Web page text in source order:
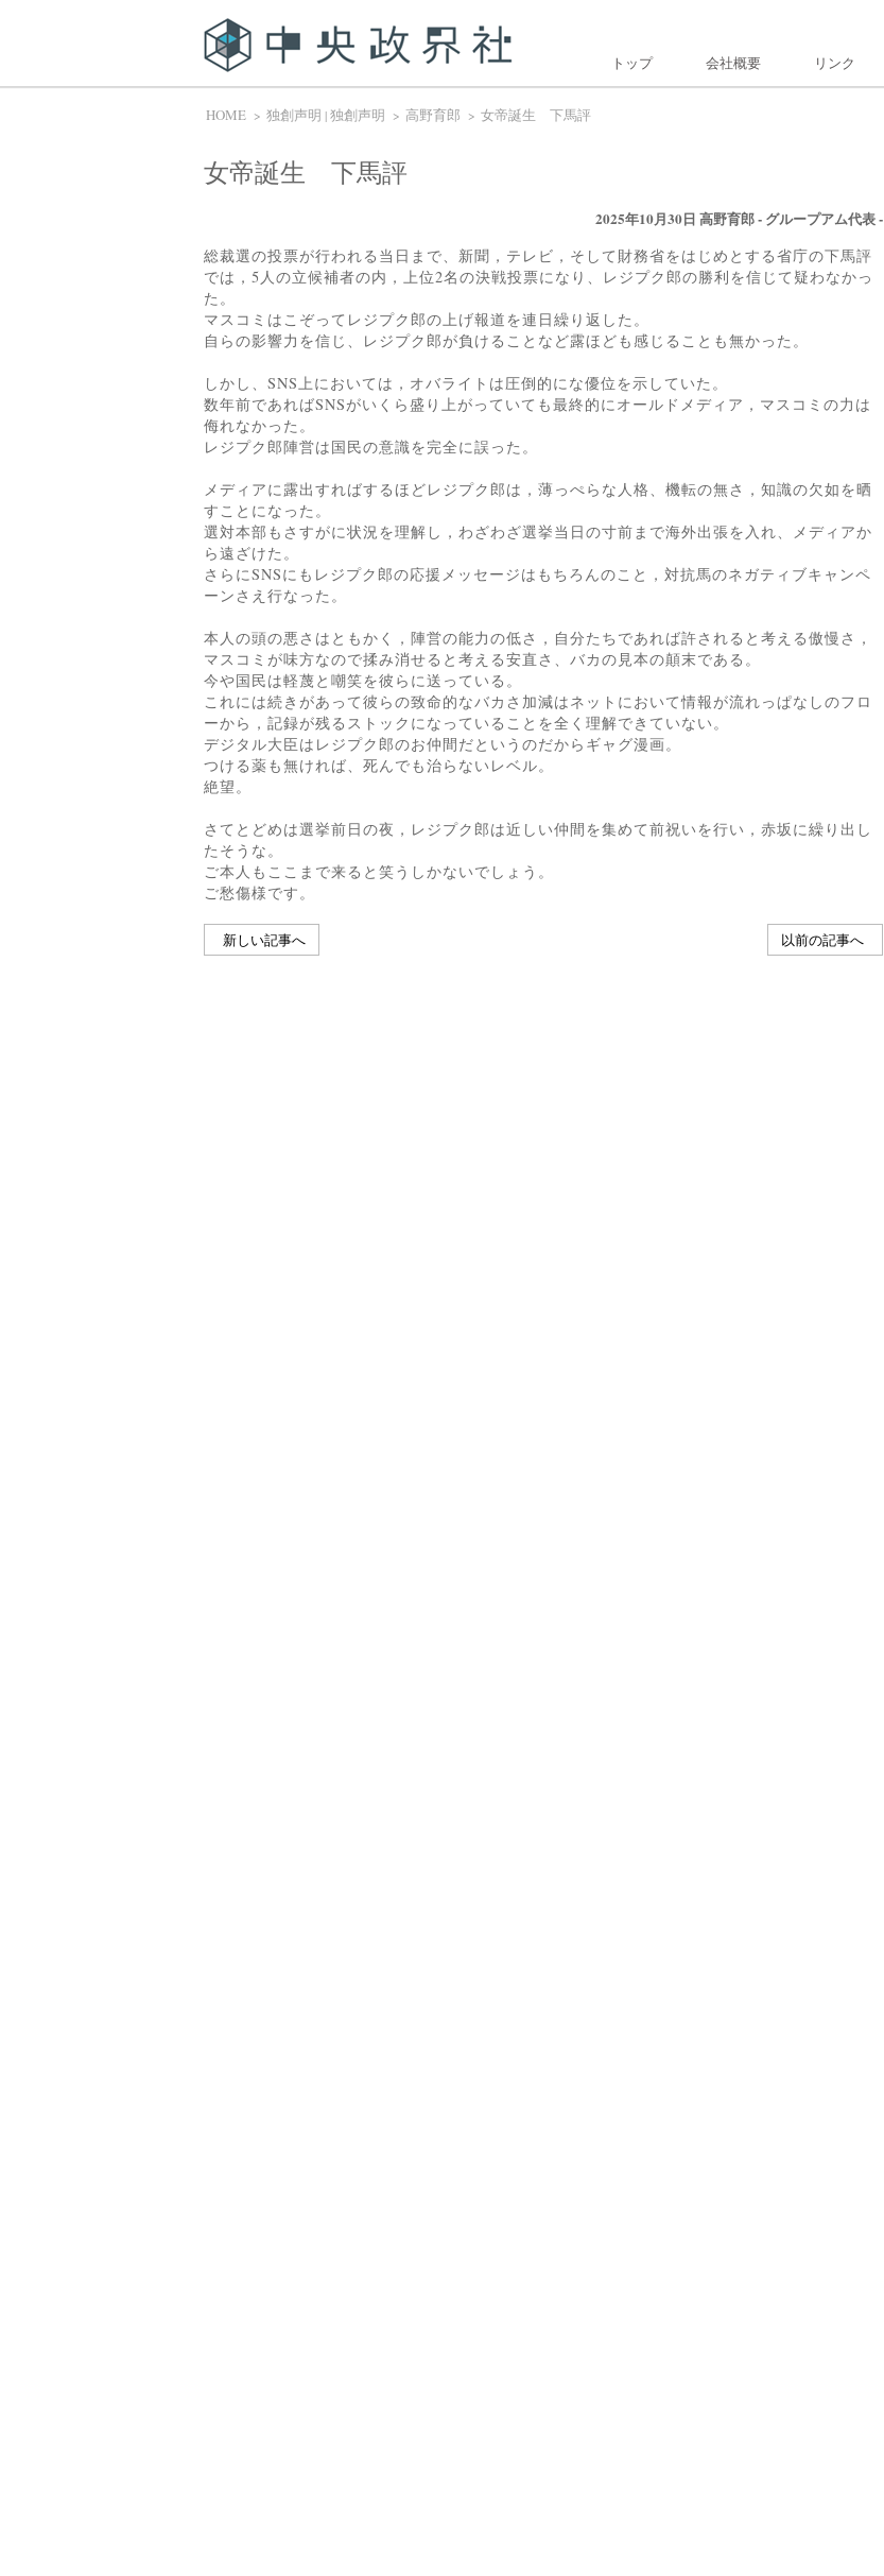
トップ 会社概要 リンク
HOME 独創声明 |独創声明 高野育郎 女帝誕生 下馬評
女帝誕生 下馬評
2025年10月30日 高野育郎 - グループアム代表 -
総裁選の投票が行われる当日まで、新聞，テレビ，そして財務省をはじめとする省庁の下馬評
では，5人の立候補者の内，上位2名の決戦投票になり、レジプク郎の勝利を信じて疑わなかっ
た。
マスコミはこぞってレジプク郎の上げ報道を連日繰り返した。
自らの影響力を信じ、レジプク郎が負けることなど露ほども感じることも無かった。
しかし、SNS上においては，オバライトは圧倒的にな優位を示していた。
数年前であればSNSがいくら盛り上がっていても最終的にオールドメディア，マスコミの力は
侮れなかった。
レジプク郎陣営は国民の意識を完全に誤った。
メディアに露出すればするほどレジプク郎は，薄っぺらな人格、機転の無さ，知識の欠如を晒
すことになった。
選対本部もさすがに状況を理解し，わざわざ選挙当日の寸前まで海外出張を入れ、メディアか
ら遠ざけた。
さらにSNSにもレジプク郎の応援メッセージはもちろんのこと，対抗馬のネガティブキャンペ
ーンさえ行なった。
本人の頭の悪さはともかく，陣営の能力の低さ，自分たちであれば許されると考える傲慢さ，
マスコミが味方なので揉み消せると考える安直さ、バカの見本の顛末である。
今や国民は軽蔑と嘲笑を彼らに送っている。
これには続きがあって彼らの致命的なバカさ加減はネットにおいて情報が流れっぱなしのフロ
ーから，記録が残るストックになっていることを全く理解できていない。
デジタル大臣はレジプク郎のお仲間だというのだからギャグ漫画。
つける薬も無ければ、死んでも治らないレベル。
絶望。
さてとどめは選挙前日の夜，レジプク郎は近しい仲間を集めて前祝いを行い，赤坂に繰り出し
たそうな。
ご本人もここまで来ると笑うしかないでしょう。
ご愁傷様です。
新しい記事へ 以前の記事へ